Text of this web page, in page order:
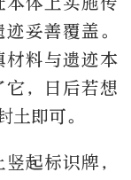
妥善覆盖。
料与遗迹本
它，日后若想
土即可。
起标识牌，